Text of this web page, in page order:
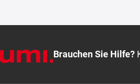
Brauchen Sie Hilfe?